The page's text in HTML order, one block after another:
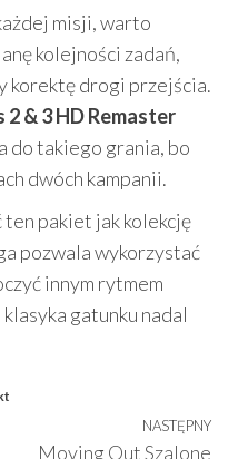
misji, warto
kolejności zadań,
korektę drogi przejścia.
2 & 3 HD Remaster
do takiego grania, bo
dwóch kampanii.
pakiet jak kolekcję
pozwala wykorzystać
innym rytmem
gatunku nadal
NASTĘPNY
Moving Out Szalone